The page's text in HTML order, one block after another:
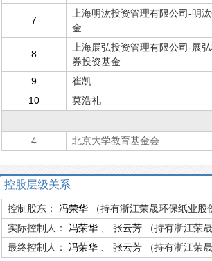
7
上海明汯投资管理有限公司-明
金
8
上海展弘投资管理有限公司-展
券投资基金
9 崔凯
10
莫浩礼
4
北京大学教育基金会
控股层级关系
控制股东： 冯荣华
（持有浙江荣晟环保纸业股
实际控制人：
冯荣华 张云芳
（持有浙江荣
最终控制人：
冯荣华 张云芳 （持有浙江荣